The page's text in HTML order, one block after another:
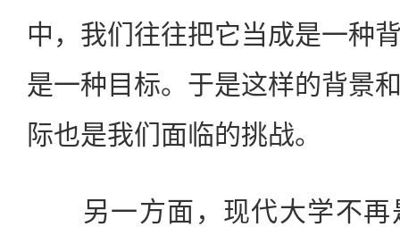
中，我们往往把它当成是一种
是一种目标。于是这样的背景
际也是我们面临的挑战。
另一方面，现代大学不再